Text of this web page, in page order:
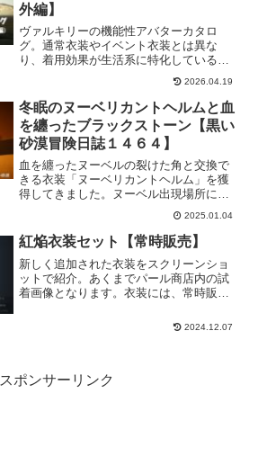
外編】
ヴァルキリーの機能性アバターカタロ
グ。通常衣装やイベント衣装とは異な
り、着用効果が生活系に特化しているア
バターとなります。採集したい時や馬放
置したい時などに便利な衣装が揃ってい
ますので、余裕のある時にでも購入して
みるといいかもです。
2026.04.19
冬眠のヌーベリカントヘルムと血
を纏ったブラックストーン【黒い
砂漠冒険日誌１４６４】
血を纏ったヌーベルの裂けた角と交換で
きる衣装「ヌーベリカントヘルム」を獲
得してきました。ヌーベル出現場所に居
るキャラで行ってきました。交換した後
は、血を纏ったブラックストーンを作っ
て、強化も少しだけ強化もしておきまし
た、時間はかかりそうです。
2025.01.04
紅焔衣装セット【常時販売】
新しく追加された衣装をスクリーンショ
ットで紹介。あくまでパール商店内の試
着画像となります。衣装には、常時販売
期間限定の衣装でも後日常時販売になる
衣装もあります。なので常時販売される
2024.12.07
スポンサーリンク